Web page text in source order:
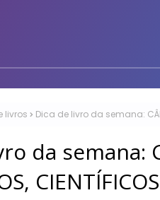
livros Dica de livro da semana:
da semana: